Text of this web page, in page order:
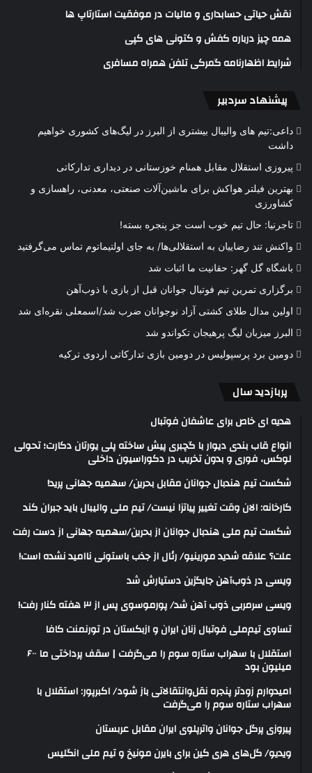
نقش حیاتی حسابداری و مالیات در موفقیت استارتاپ ها
همه چیز درباره کفش و کتونی های کپی
شرایط اظهارنامه گمرکی تلفن همراه مسافری
پیشنهاد سردبیر
داعی:تیم های والیبال بیشتری از البرز در لیگ‌های کشوری خواهیم
داشت
پیروزی استقلال مقابل همنام خوزستانی در دیداری تدارکاتی
بهترین فیلتر هواکش برای ماشین‌آلات صنعتی، معدنی، راهسازی و
کشاورزی
تاجرنیا: حال تیم خوب است جز پنجره بسته!
واکنش تند رضاییان به استقلالی‌ها/ به جای اولتیماتوم تماس می‌گرفتید
باشگاه گل گهر: حقانیت ما اثبات شد
برگزاری تمرین تیم فوتبال جوانان قبل از بازی با ذوب‌آهن
اولین مدال طلای کشتی آزاد نوجوانان ضرب شد/اسمعلی نقره‌ای شد
البرز میزبان لیگ پرهیجان تکواندو شد
دومین برد پرسپولیس در دومین بازی تدارکاتی اردوی ترکیه
پربازدید سال
هدیه ای خاص برای عاشفان فوتبال
انواع قاب بندی دیوار با گچبری پیش ساخته پلی یورتان دکارت؛ تحولی
لوکس، فوری و بدون تخریب در دکوراسیون داخلی
شکست تیم هندبال جوانان مقابل بحرین/ سهمیه جهانی پرید!
کارخانه: الان وقت تغییر پیاتزا نیست/ تیم ملی والیبال باید جبران کند
شکست تیم ملی هندبال جوانان از بحرین/سهمیه جهانی از دست رفت
علت؟ علاقه شدید مورینیو/ رئال از جذب باستونی ناامید نشده است!
ویسی در ذوب‌آهن جایگزین دستیارش شد
ویسی سرمربی ذوب آهن شد/ پورموسوی پس از ۳ هفته کنار رفت!
تساوی تیم‌ملی فوتبال زنان ایران و ازبکستان در تورنمنت کافا
استقلال با سهراب ستاره سوم را می‌گرفت | سقف پرداختی ما ۶۰۰
میلیون بود
امیدوارم زودتر پنجره نقل‌وانتقالاتی باز شود/ اکبرپور: استقلال با
سهراب ستاره سوم را می‌گرفت
پیروزی پرگل جوانان واترپلوی ایران مقابل عربستان
ویدیو/ گل‌های هری‌ کین برای بایرن مونیخ و تیم ملی انگلیس